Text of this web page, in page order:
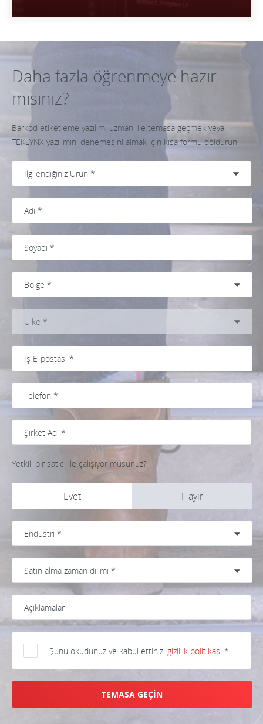
Daha fazla öğrenmeye hazır
mısınız?
Barkod etiketleme yazılımı uzmanı ile temasa geçmek veya
TEKLYNX yazılımını denemesini almak için kısa formu doldurun.
Yetkili bir satıcı ile çalışıyor musunuz?
Evet Hayır
Şunu okudunuz ve kabul ettiniz: gizlilik politikası *
TEMASA GEÇİN